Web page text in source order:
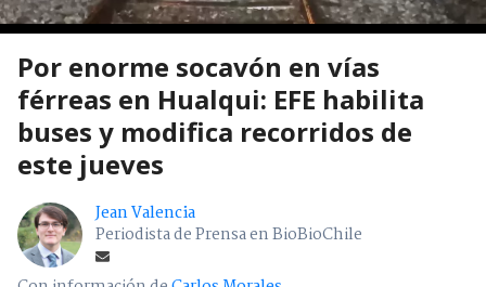
Por enorme socavón en vías
férreas en Hualqui: EFE habilita
buses y modifica recorridos de
este jueves
Jean Valencia
Periodista de Prensa en BioBioChile